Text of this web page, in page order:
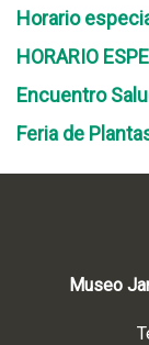
Horario
HORARIO
Encuentro
Feria de
Museo